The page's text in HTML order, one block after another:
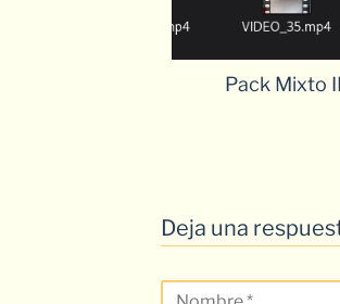
Pack Mixto II
Deja una